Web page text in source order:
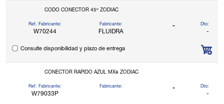
CODO CONECTOR 45º ZODIAC
Ref. Fabricante:
W70244
Fabricante:
FLUIDRA
- Dto:
-
Consulte disponibilidad y plazo de entrega
CONECTOR RAPIDO AZUL MX8 ZODIAC
Ref. Fabricante:
W79033P
Fabricante: - Dto:
-